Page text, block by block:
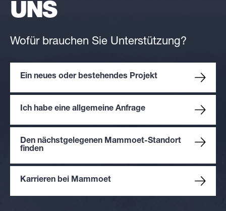
UNS
Wofür brauchen Sie Unterstützung?
Ein neues oder bestehendes Projekt
Ich habe eine allgemeine Anfrage
Den nächstgelegenen Mammoet-Standort
finden
Karrieren bei Mammoet